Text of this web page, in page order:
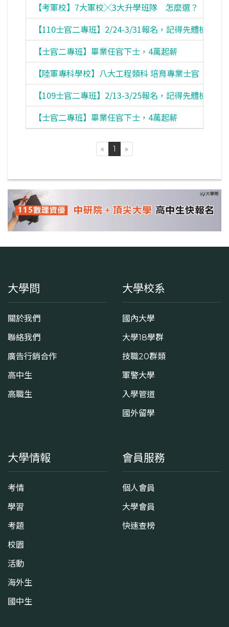
【考軍校】7大軍校╳3大升學班隊 怎麼選？
【110士官二專班】2/24-3/31報名，記得先體檢
【士官二專班】畢業任官下士，4萬起薪
【陸軍專科學校】八大工程類科 培育專業士官
【109士官二專班】2/13-3/25報名，記得先體檢
【士官二專班】畢業任官下士，4萬起薪
« 1 »
大學問
關於我們
聯絡我們
廣告行銷合作
高中生
高職生
大學校系
國內大學
大學18學群
技職20群類
軍警大學
入學管道
國外留學
大學情報
考情
學習
考題
校園
活動
海外生
國中生
會員服務
個人會員
大學會員
快速查榜